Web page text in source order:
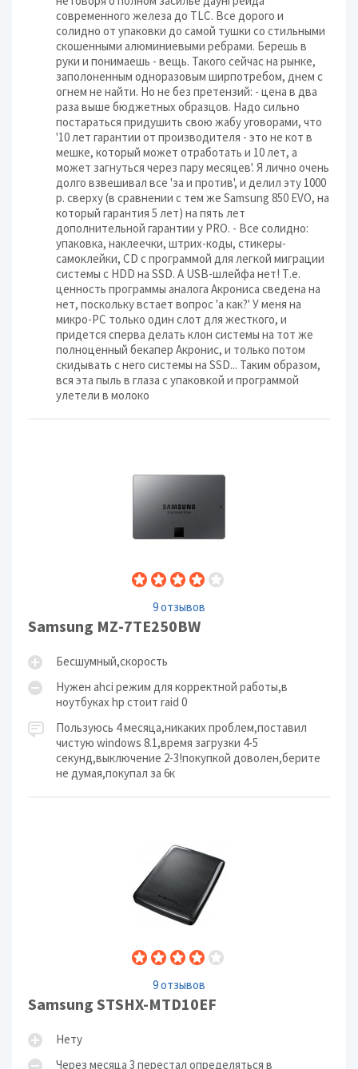
современного железа до TLC. Все дорого и
солидно от упаковки до самой тушки со стильными
скошенными алюминиевыми ребрами. Берешь в
руки и понимаешь - вещь. Такого сейчас на рынке,
заполоненным одноразовым ширпотребом, днем с
огнем не найти. Но не без претензий: - цена в два
раза выше бюджетных образцов. Надо сильно
постараться придушить свою жабу уговорами, что
'10 лет гарантии от производителя - это не кот в
мешке, который может отработать и 10 лет, а
может загнуться через пару месяцев'. Я лично очень
долго взвешивал все 'за и против', и делил эту 1000
р. сверху (в сравнении с тем же Samsung 850 EVO, на
который гарантия 5 лет) на пять лет
дополнительной гарантии у PRO. - Все солидно:
упаковка, наклеечки, штрих-коды, стикеры-
самоклейки, CD с программой для легкой миграции
системы с HDD на SSD. А USB-шлейфа нет! Т.е.
ценность программы аналога Акрониса сведена на
нет, поскольку встает вопрос 'а как?' У меня на
микро-PC только один слот для жесткого, и
придется сперва делать клон системы на тот же
полноценный бекапер Акронис, и только потом
скидывать с него системы на SSD... Таким образом,
вся эта пыль в глаза с упаковкой и программой
улетели в молоко
9 отзывов
Samsung MZ-7TE250BW
Бесшумный,скорость
Нужен ahci режим для корректной работы,в
ноутбуках hp стоит raid 0
Пользуюсь 4 месяца,никаких проблем,поставил
чистую windows 8.1,время загрузки 4-5
секунд,выключение 2-3!покупкой доволен,берите
не думая,покупал за 6к
9 отзывов
Samsung STSHX-MTD10EF
Нету
Через месяца 3 перестал определяться в